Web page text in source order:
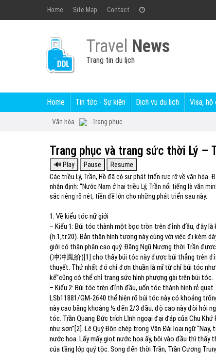
Home Site Map Contact
Travel News
Trang tin du lịch
Home Tin tức - Sự kiện Dịch vụ du lịch Visa, hộ
Văn hóa Trang phục
Trang phục và trang sức thời Lý –
Các triều Lý, Trần, Hồ đã có sự phát triển rực rỡ về văn
nhận định: “Nước Nam ở hai triều Lý, Trần nổi tiếng là văn
sắc riêng rõ nét, tiền đề lớn cho những phát triển sau này.
1. Về kiểu tóc nữ giới
– Kiểu 1: Búi tóc thành một bọc tròn trên đỉnh đầu, đây
(h.1,tr.20). Bản thân hình tượng này cùng với việc đi kèm
giới có thân phận cao quý. Đặng Ngũ Nương thời Trần
(冲冲鳳紒)[1] cho thấy búi tóc này được búi thẳng trên
thuyết. Thứ nhất đó chỉ đơn thuần là mĩ từ chỉ búi tóc như
kế”cũng có thể chỉ trang sức hình phượng gài trên búi tóc.
– Kiểu 2: Búi tóc trên đỉnh đầu, uốn tóc thành hình rẻ
LSb11881/GM-2640 thể hiện rõ búi tóc này có khoảng
này cao bằng khoảng ½ đến 2/3 đầu, độ cao này đòi hỏi
tóc. Trần Quang Đức trích Lĩnh ngoại đại đáp của Chu
như sơn”[2]. Lê Quý Đôn chép trong Vân Đài loại ngữ
nước hoa. Lấy mấy giọt nước hoa ấy, bôi vào đầu thì thấy
của tầng lớp quý tộc. Song đến thời Trần, Trần Cương